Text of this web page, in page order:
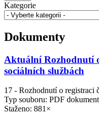
Kategorie
Dokumenty
Aktuální Rozhodnutí
sociálních službách
17 - Rozhodnutí o
Typ souboru: PDF
Staženo: 881×